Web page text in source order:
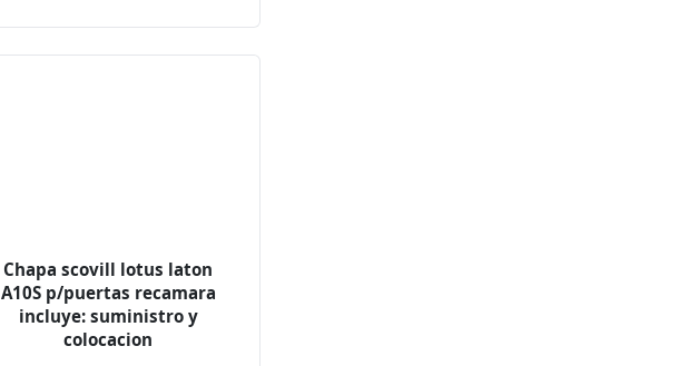
Chapa scovill lotus laton
A10S p/puertas recamara
incluye: suministro y
colocacion